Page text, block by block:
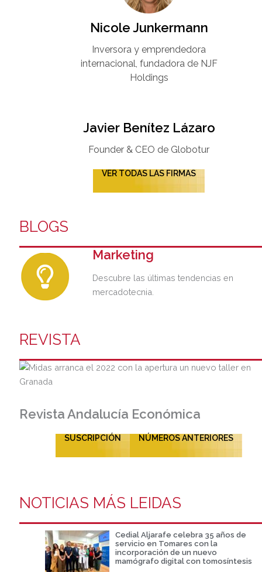
Nicole Junkermann​
Inversora y emprendedora
internacional, fundadora de NJF
Holdings
Javier Benítez Lázaro
Founder & CEO de Globotur​
VER TODAS LAS FIRMAS
BLOGS
Marketing
Descubre las últimas tendencias en
mercadotecnia.
REVISTA
Revista Andalucía Económica
SUSCRIPCIÓN NÚMEROS ANTERIORES
NOTICIAS MÁS LEIDAS
Cedial Aljarafe celebra 35 años de
servicio en Tomares con la
incorporación de un nuevo
mamógrafo digital con tomosíntesis